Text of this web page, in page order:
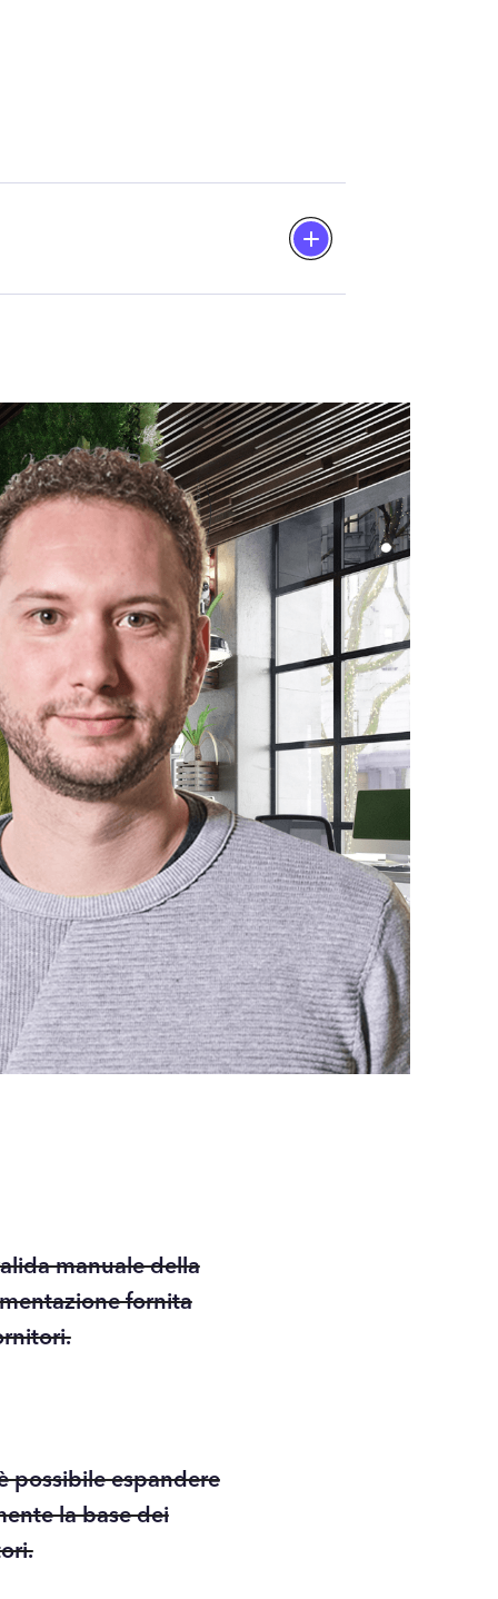
manuale della
fornita
possibile espandere
la base dei